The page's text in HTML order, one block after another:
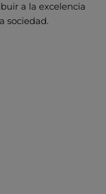
a la excelencia
sociedad.